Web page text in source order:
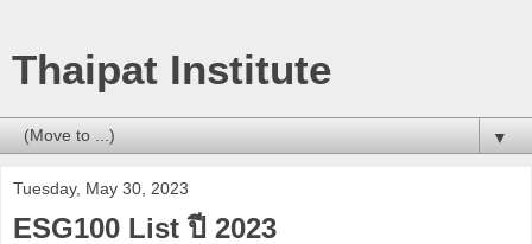
Thaipat Institute
▼
Tuesday, May 30, 2023
ESG100 List ปี 2023